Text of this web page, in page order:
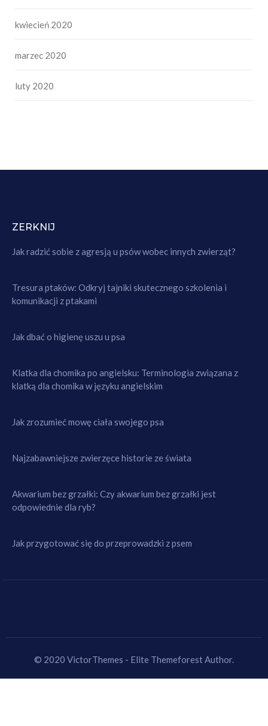
kwiecień 2020
marzec 2020
luty 2020
ZERKNIJ
Jak radzić sobie z agresją u psów wobec innych zwierząt?
Tresura ptaków: Odkryj tajniki skutecznego szkolenia i
komunikacji z ptakami
Jak dbać o higienę uszu u psa
Klatka dla chomika po angielsku: Terminologia związana z
klatką dla chomika w języku angielskim
Jak zrozumieć mowę ciała swojego psa
Najzabawniejsze zwierzęce historie ze świata
Akwarium bez grzałki: Czy akwarium bez grzałki jest
odpowiednie dla ryb?
Jak przygotować się do przeprowadzki z psem
© 2020 VictorThemes - Elite Themeforest Author.